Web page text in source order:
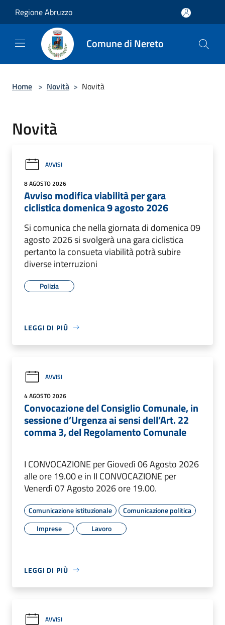
Regione Abruzzo
Comune di Nereto
Home > Novità > Novità
Novità
AVVISI
8 AGOSTO 2026
Avviso modifica viabilità per gara
ciclistica domenica 9 agosto 2026
Si comunica che nella giornata di domenica 09
agosto 2026 si svolgerà una gara ciclistica
pertanto la consueta viabilità potrà subire
diverse interruzioni
Polizia
LEGGI DI PIÙ
AVVISI
4 AGOSTO 2026
Convocazione del Consiglio Comunale, in
sessione d’Urgenza ai sensi dell’Art. 22
comma 3, del Regolamento Comunale
I CONVOCAZIONE per Giovedì 06 Agosto 2026
alle ore 19.00 e in II CONVOCAZIONE per
Venerdì 07 Agosto 2026 ore 19.00.
Comunicazione istituzionale
Comunicazione politica
Imprese
Lavoro
LEGGI DI PIÙ
AVVISI